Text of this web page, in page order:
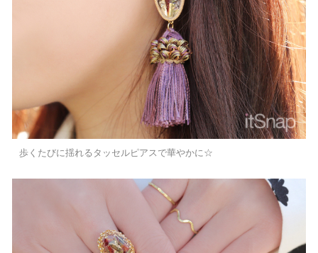
歩くたびに揺れるタッセルピアスで華やかに☆